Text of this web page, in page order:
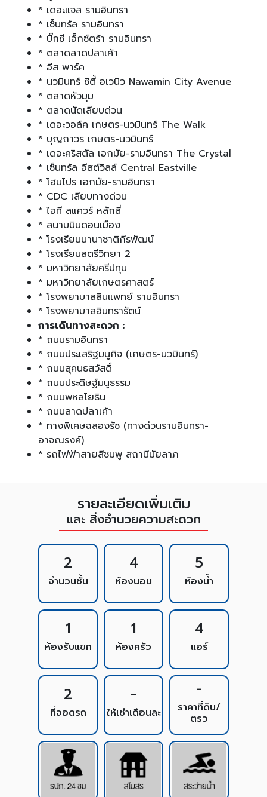
* เดอะแจส รามอินทรา
* เซ็นทรัล รามอินทรา
* บิ๊กซี เอ็กซ์ตร้า รามอินทรา
* ตลาดลาดปลาเค้า
* อีส พาร์ค
* นวมินทร์ ซิตี้ อเวนิว Nawamin City Avenue
* ตลาดหัวมุม
* ตลาดนัดเลียบด่วน
* เดอะวอล์ค เกษตร-นวมินทร์ The Walk
* บุญถาวร เกษตร-นวมินทร์
* เดอะคริสตัล เอกมัย-รามอินทรา The Crystal
* เซ็นทรัล อีสต์วิลล์ Central Eastville
* โฮมโปร เอกมัย-รามอินทรา
* CDC เลียบทางด่วน
* ไอที สแควร์ หลักสี่
* สนามบินดอนเมือง
* โรงเรียนนานาชาติกีรพัฒน์
* โรงเรียนสตรีวิทยา 2
* มหาวิทยาลัยศรีปทุม
* มหาวิทยาลัยเกษตรศาสตร์
* โรงพยาบาลสินแพทย์ รามอินทรา
* โรงพยาบาลอินทรารัตน์
การเดินทางสะดวก :
* ถนนรามอินทรา
* ถนนประเสริฐมนูกิจ (เกษตร-นวมินทร์)
* ถนนสุคนธสวัสดิ์
* ถนนประดิษฐ์มนูธรรม
* ถนนพหลโยธิน
* ถนนลาดปลาเค้า
* ทางพิเศษฉลองรัช (ทางด่วนรามอินทรา-
อาจณรงค์)
* รถไฟฟ้าสายสีชมพู สถานีมัยลาภ
รายละเอียดเพิ่มเติม
และ สิ่งอำนวยความสะดวก
2
จำนวนชั้น
4
ห้องนอน
5
ห้องน้ำ
1
ห้องรับแขก
1
ห้องครัว
4
แอร์
2
ที่จอดรถ
-
ให้เช่าเดือนละ
-
ราคาที่ดิน/
ตรว